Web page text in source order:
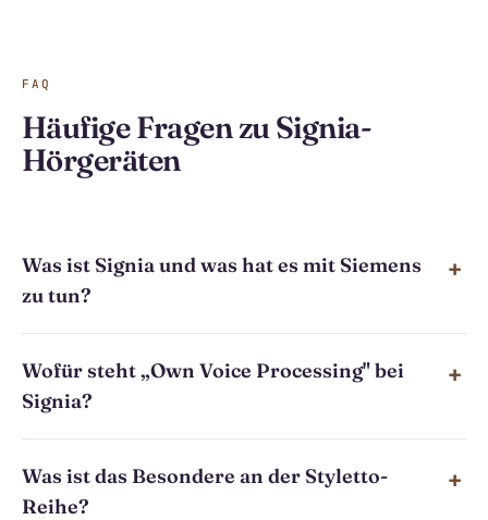
FAQ
Häufige Fragen zu Signia-
Hörgeräten
Was ist Signia und was hat es mit Siemens
zu tun?
Wofür steht „Own Voice Processing" bei
Signia?
Was ist das Besondere an der Styletto-
Reihe?